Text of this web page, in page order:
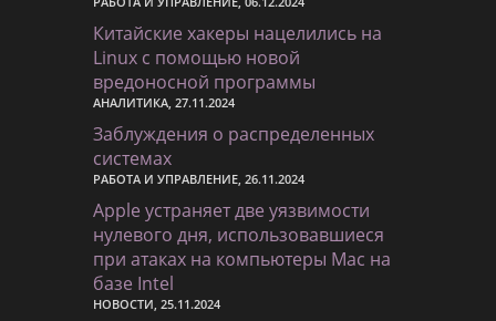
Китайские хакеры нацелились на
Linux с помощью новой
вредоносной программы
АНАЛИТИКА, 27.11.2024
Заблуждения о распределенных
системах
РАБОТА И УПРАВЛЕНИЕ, 26.11.2024
Apple устраняет две уязвимости
нулевого дня, использовавшиеся
при атаках на компьютеры Mac на
базе Intel
НОВОСТИ, 25.11.2024